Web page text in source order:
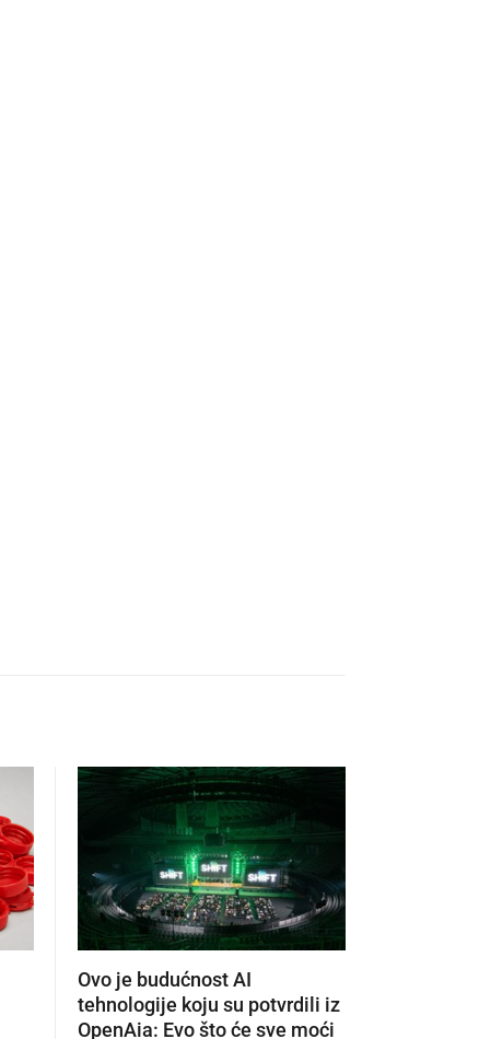
Ovo je budućnost AI
tehnologije koju su potvrdili iz
OpenAia: Evo što će sve moći